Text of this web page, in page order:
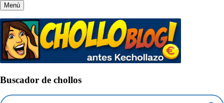
Menú
Buscador de chollos